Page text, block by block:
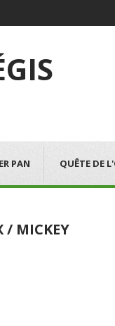
PAN QUÊTE DE
/ MICKEY